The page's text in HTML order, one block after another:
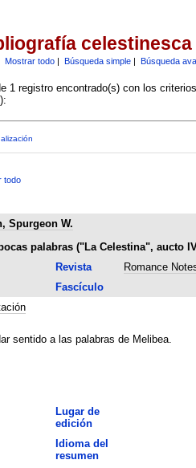
celestinesca
Mostrar todo| Búsqueda simple| Búsqueda
1 registro encontrado(s) con los
):
todo
Spurgeon W.
palabras ("La Celestina", aucto
Revista
Romance
Fascículo
sentido a las palabras de Melibea.
Lugar de
edición
Idioma del
resumen